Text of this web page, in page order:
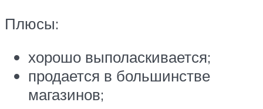
Плюсы:
хорошо выполаскивается;
продается в большинстве
магазинов;